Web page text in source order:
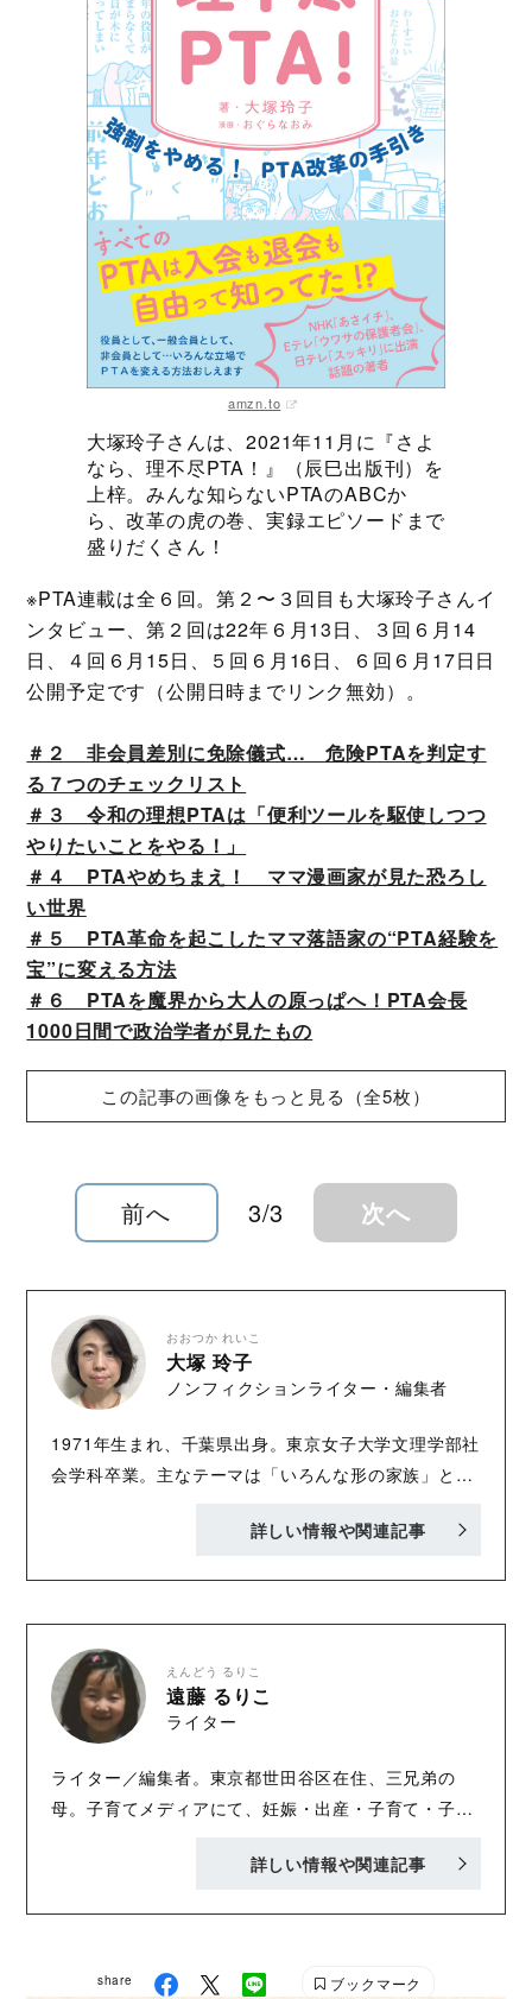
amzn.to
大塚玲子さんは、2021年11月に『さよ
なら、理不尽PTA！』（辰巳出版刊）を
上梓。みんな知らないPTAのABCか
ら、改革の虎の巻、実録エピソードまで
盛りだくさん！
※PTA連載は全６回。第２〜３回目も大塚玲子さんイ
ンタビュー、第２回は22年６月13日、３回６月14
日、４回６月15日、５回６月16日、６回６月17日日
公開予定です（公開日時までリンク無効）。
＃２ 非会員差別に免除儀式… 危険PTAを判定す
る７つのチェックリスト
＃３ 令和の理想PTAは「便利ツールを駆使しつつ
やりたいことをやる！」
＃４ PTAやめちまえ！ ママ漫画家が見た恐ろし
い世界
＃５ PTA革命を起こしたママ落語家の“PTA経験を
宝”に変える方法
＃６ PTAを魔界から大人の原っぱへ！PTA会長
1000日間で政治学者が見たもの
この記事の画像をもっと見る（全5枚）
前へ 3/3 次へ
おおつか れいこ
大塚 玲子
ノンフィクションライター・編集者
1971年生まれ、千葉県出身。東京女子大学文理学部社
会学科卒業。主なテーマは「いろんな形の家族」と
ンや出版社勤務を経てフリーに。書籍やムックの企画
ち』『PTAをけっこうラクにたのしくする本』『PTA
がやっぱりコワい人のための本』（以上、太郎次郎社
エディタス刊）、『ルポ 定形外家族 わたしの家は
「ふつう」じゃない』（ソフトバンク新書刊）。 共著
『ブラック校則 理不尽な苦しみの現実』（東洋館出版
社刊）がある
詳しい情報や関連記事
えんどう るりこ
遠藤 るりこ
ライター
ライター／編集者。東京都世田谷区在住、三兄弟の
母。子育てメディアにて、妊娠・出産・子育て・子ど
いる。歌人・河野裕子さんの「しつかりと 飯を食はせ
詳しい情報や関連記事
share ブックマーク